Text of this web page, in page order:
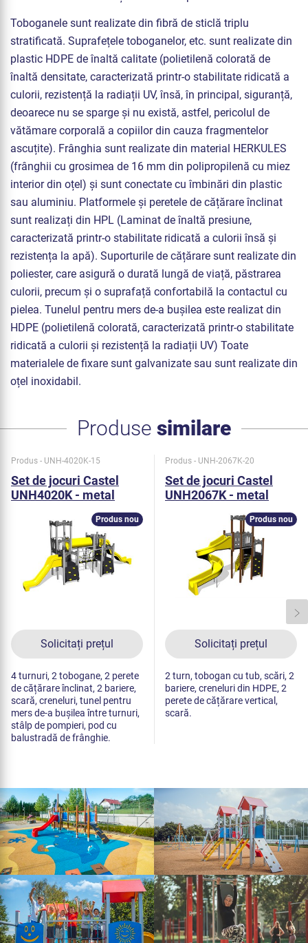
Toboganele sunt realizate din fibră de sticlă triplu
stratificată. Suprafețele toboganelor, etc. sunt realizate din
plastic HDPE de înaltă calitate (polietilenă colorată de
înaltă densitate, caracterizată printr-o stabilitate ridicată a
culorii, rezistență la radiații UV, însă, în principal, siguranță,
deoarece nu se sparge și nu există, astfel, pericolul de
vătămare corporală a copiilor din cauza fragmentelor
ascuțite). Frânghia sunt realizate din material HERKULES
(frânghii cu grosimea de 16 mm din polipropilenă cu miez
interior din oțel) și sunt conectate cu îmbinări din plastic
sau aluminiu. Platformele și peretele de cățărare înclinat
sunt realizați din HPL (Laminat de înaltă presiune,
caracterizată printr-o stabilitate ridicată a culorii însă și
rezistența la apă). Suporturile de cățărare sunt realizate din
poliester, care asigură o durată lungă de viață, păstrarea
culorii, precum și o suprafață confortabilă la contactul cu
pielea. Tunelul pentru mers de-a bușilea este realizat din
HDPE (polietilenă colorată, caracterizată printr-o stabilitate
ridicată a culorii și rezistență la radiații UV) Toate
materialele de fixare sunt galvanizate sau sunt realizate din
oțel inoxidabil.
Produse similare
Produs - UNH-4020K-15
Set de jocuri Castel
UNH4020K - metal
Solicitați prețul
Produs nou
4 turnuri, 2 tobogane, 2 perete
de cățărare înclinat, 2 bariere,
scară, creneluri, tunel pentru
mers de-a bușilea între turnuri,
stâlp de pompieri, pod cu
balustradă de frânghie.
Produs - UNH-2067K-20
Set de jocuri Castel
UNH2067K - metal
Solicitați prețul
Produs nou
2 turn, tobogan cu tub, scări, 2
bariere, creneluri din HDPE, 2
perete de cățărare vertical,
scară.